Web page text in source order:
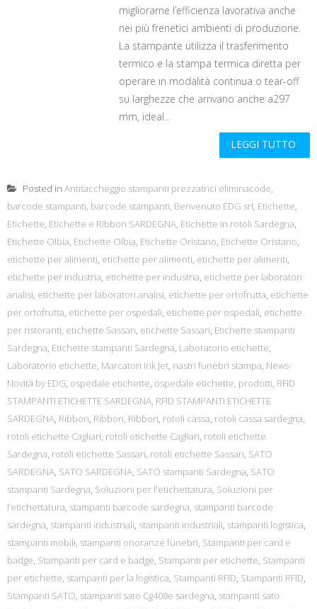
migliorarne l’efficienza lavorativa anche
nei più frenetici ambienti di produzione.
La stampante utilizza il trasferimento
termico e la stampa termica diretta per
operare in modalità continua o tear-off
su larghezze che arrivano anche a297
mm, ideal...
LEGGI TUTTO
Posted in Antitaccheggio stampanti prezzatrici eliminacode,
barcode stampanti, barcode stampanti, Benvenuto EDG srl, Etichette,
Etichette, Etichette e Ribbon SARDEGNA, Etichette in rotoli Sardegna,
Etichette Olbia, Etichette Olbia, Etichette Oristano, Etichette Oristano,
etichette per alimenti, etichette per alimenti, etichette per alimenti,
etichette per industria, etichette per industria, etichette per laboratori
analisi, etichette per laboratori analisi, etichette per ortofrutta, etichette
per ortofrutta, etichette per ospedali, etichette per ospedali, etichette
per ristoranti, etichette Sassari, etichette Sassari, Etichette stampanti
Sardegna, Etichette stampanti Sardegna, Laboratorio etichette,
Laboratorio etichette, Marcatori Ink Jet, nastri funebri stampa, News-
Novità by EDG, ospedale etichette, ospedale etichette, prodotti, RFID
STAMPANTI ETICHETTE SARDEGNA, RFID STAMPANTI ETICHETTE
SARDEGNA, Ribbon, Ribbon, Ribbon, rotoli cassa, rotoli cassa sardegna,
rotoli etichette Cagliari, rotoli etichette Cagliari, rotoli etichette
Sardegna, rotoli etichette Sassari, rotoli etichette Sassari, SATO
SARDEGNA, SATO SARDEGNA, SATO stampanti Sardegna, SATO
stampanti Sardegna, Soluzioni per l'etichettatura, Soluzioni per
l’etichettatura, stampanti barcode sardegna, stampanti barcode
sardegna, stampanti industriali, stampanti industriali, stampanti logistica,
stampanti mobili, stampanti onoranze funebri, Stampanti per card e
badge, Stampanti per card e badge, Stampanti per etichette, Stampanti
per etichette, stampanti per la logistica, Stampanti RFID, Stampanti RFID,
Stampanti SATO, stampanti sato Cg408e sardegna, stampanti sato